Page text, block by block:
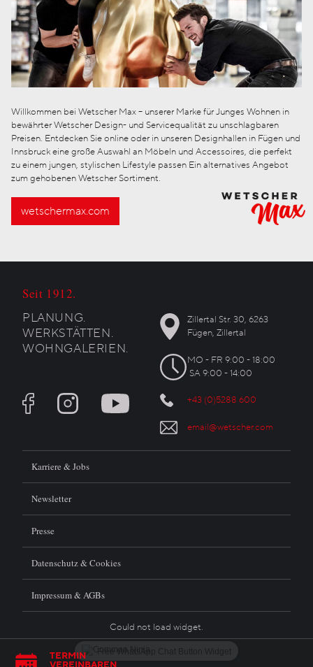
Willkommen bei Wetscher Max – unserer Marke für Junges Wohnen in
bewährter Wetscher Design- und Servicequalität zu unschlagbaren
Preisen. Entdecken Sie online oder in unseren Designhallen in Fügen und
Innsbruck eine große Auswahl an Möbeln und Accessoires, die perfekt
zu einem jungen, stylischen Lifestyle passen Ein alternatives Angebot
zum gehobenen Wetscher Sortiment.
wetschermax.com
Seit 1912.
PLANUNG.
WERKSTÄTTEN.
WOHNGALERIEN.
Zillertal Str. 30, 6263
Fügen, Zillertal
MO - FR 9:00 - 18:00
SA 9:00 - 14:00
+43 (0)5288 600
email@wetscher.com
Karriere & Jobs
Newsletter
Presse
Datenschutz & Cookies
Impressum & AGBs
Could not load widget.
TERMIN